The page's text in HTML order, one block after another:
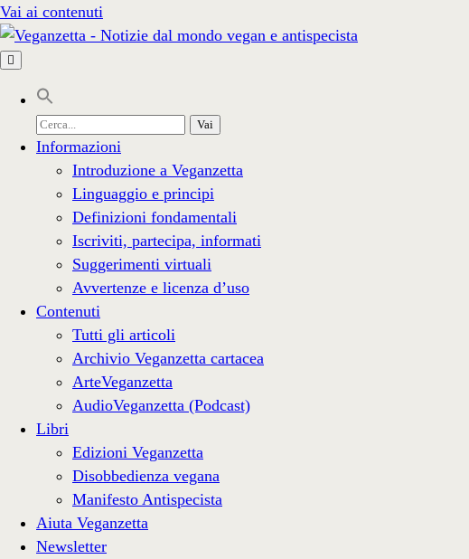
Vai ai contenuti
Cerca
per:
Informazioni
Introduzione a Veganzetta
Linguaggio e principi
Definizioni fondamentali
Iscriviti, partecipa, informati
Suggerimenti virtuali
Avvertenze e licenza d’uso
Contenuti
Tutti gli articoli
Archivio Veganzetta cartacea
ArteVeganzetta
AudioVeganzetta (Podcast)
Libri
Edizioni Veganzetta
Disobbedienza vegana
Manifesto Antispecista
Aiuta Veganzetta
Newsletter